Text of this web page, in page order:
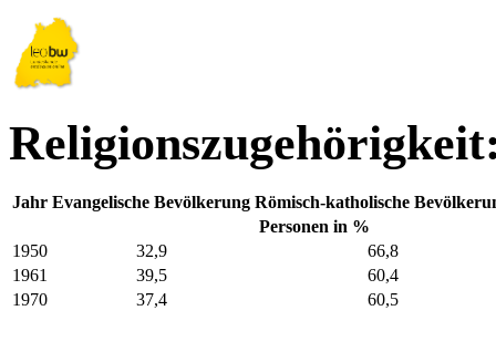
Jahr Evangelische Bevölkerung Römisch-katholische
Personen in %
1950
32,9
66,8
1961
39,5
60,4
1970
37,4 60,5